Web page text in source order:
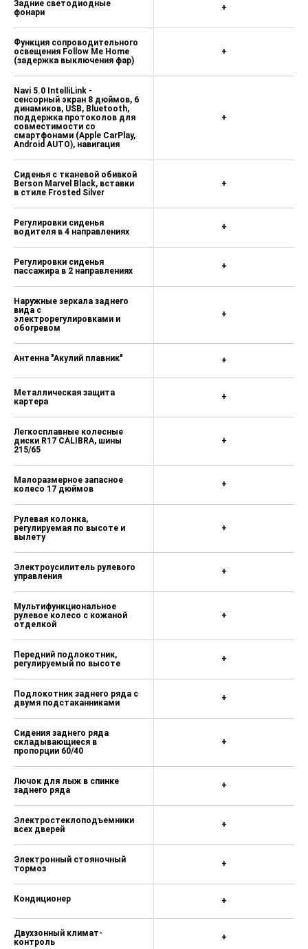
Задние светодиодные
фонари
Функция сопроводительного
освещения Follow Me Home
(задержка выключения фар)
Navi 5.0 IntelliLink -
сенсорный экран 8 дюймов, 6
динамиков, USB, Bluetooth,
поддержка протоколов для
совместимости со
смартфонами (Apple CarPlay,
Android AUTO), навигация
Сиденья с тканевой обивкой
Berson Marvel Black, вставки
в стиле Frosted Silver
Регулировки сиденья
водителя в 4 направлениях
Регулировки сиденья
пассажира в 2 направлениях
Наружные зеркала заднего
вида с
электрорегулировками и
обогревом
Антенна "Акулий плавник"
Металлическая защита
картера
Легкосплавные колесные
диски R17 CALIBRA, шины
215/65
Малоразмерное запасное
колесо 17 дюймов
Рулевая колонка,
регулируемая по высоте и
вылету
Электроусилитель рулевого
управления
Мультифункциональное
рулевое колесо с кожаной
отделкой
Передний подлокотник,
регулируемый по высоте
Подлокотник заднего ряда с
двумя подстаканниками
Сидения заднего ряда
складывающиеся в
пропорции 60/40
Лючок для лыж в спинке
заднего ряда
Электростеклоподъемники
всех дверей
Электронный стояночный
тормоз
Кондиционер
Двухзонный климат-
контроль
+
+
+
+
+
+
+
+
+
+
+
+
+
+
+
+
+
+
+
+
+
+